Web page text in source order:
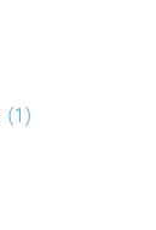
(1)